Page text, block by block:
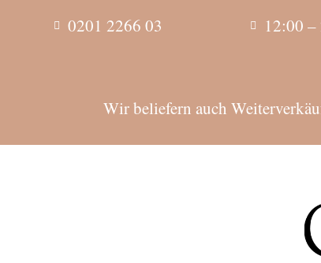
0201 2266 03 12:00
Wir beliefern auch